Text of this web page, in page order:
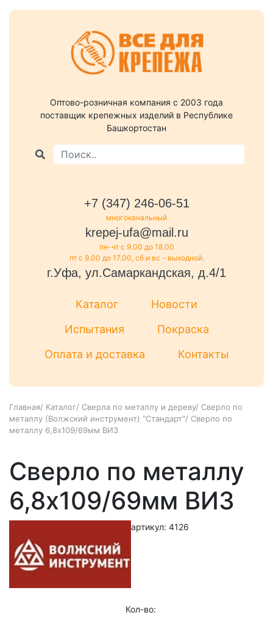
Оптово-розничная компания c 2003 года
поставщик крепежных изделий в Республике
Башкортостан
+7 (347) 246-06-51
многоканальный
krepej-ufa@mail.ru
пн-чт с 9.00 до 18.00
пт с 9.00 до 17.00, сб и вс - выходной.
г.Уфа, ул.Самаркандская, д.4/1
Каталог
Новости
Испытания
Покраска
Оплата и доставка
Контакты
Главная/ Каталог/ Сверла по металлу и дереву/ Сверло по
металлу (Волжский инструмент) "Стандарт"/ Сверло по
металлу 6,8х109/69мм ВИЗ
Сверло по металлу
6,8х109/69мм ВИЗ
артикул: 4126
Кол-во: